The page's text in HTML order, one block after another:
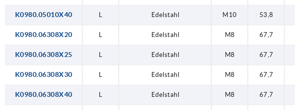
K0980.05010X40 L Edelstahl M10 53,8
K0980.06308X20 L Edelstahl M8 67,7
K0980.06308X25 L Edelstahl M8 67,7
K0980.06308X30 L Edelstahl M8 67,7
K0980.06308X40 L Edelstahl M8 67,7